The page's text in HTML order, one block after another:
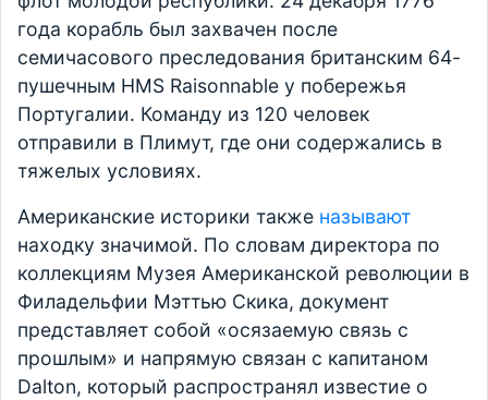
года корабль был захвачен после
семичасового преследования британским 64-
пушечным HMS Raisonnable у побережья
Португалии. Команду из 120 человек
отправили в Плимут, где они содержались в
тяжелых условиях.
Американские историки также называют
находку значимой. По словам директора по
коллекциям Музея Американской революции в
Филадельфии Мэттью Скика, документ
представляет собой «осязаемую связь с
прошлым» и напрямую связан с капитаном
Dalton, который распространял известие о